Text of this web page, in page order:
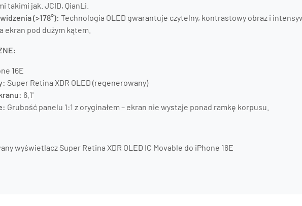
takimi jak. JCID, QianLi.
(>178°): Technologia OLED gwarantuje czytelny, kontrastowy obraz i
ekran pod dużym kątem.
16E
Super Retina XDR OLED (regenerowany)
6.1'
Grubość panelu 1:1 z oryginałem – ekran nie wystaje ponad ramkę korpusu.
wyświetlacz Super Retina XDR OLED IC Movable do iPhone 16E